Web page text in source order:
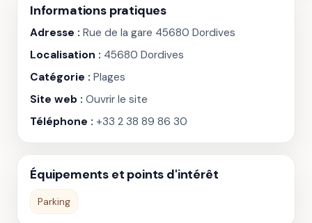
Informations pratiques
Adresse : Rue de la gare 45680 Dordives
Localisation : 45680 Dordives
Catégorie : Plages
Site web : Ouvrir le site
Téléphone : +33 2 38 89 86 30
Équipements et points d'intérêt
Parking